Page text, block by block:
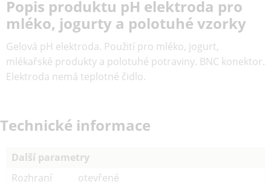
Popis produktu pH elektroda pro
mléko, jogurty a polotuhé vzorky
Gelová pH elektroda. Použití pro mléko, jogurt,
mlékařské produkty a polotuhé potraviny. BNC konektor.
Elektroda nemá teplotné čidlo.
Technické informace
Další parametry
Rozhraní
otevřené